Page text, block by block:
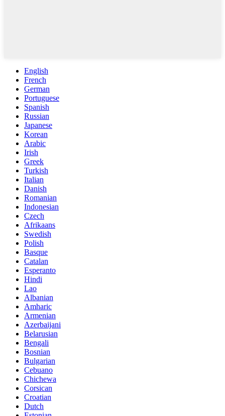
English
French
German
Portuguese
Spanish
Russian
Japanese
Korean
Arabic
Irish
Greek
Turkish
Italian
Danish
Romanian
Indonesian
Czech
Afrikaans
Swedish
Polish
Basque
Catalan
Esperanto
Hindi
Lao
Albanian
Amharic
Armenian
Azerbaijani
Belarusian
Bengali
Bosnian
Bulgarian
Cebuano
Chichewa
Corsican
Croatian
Dutch